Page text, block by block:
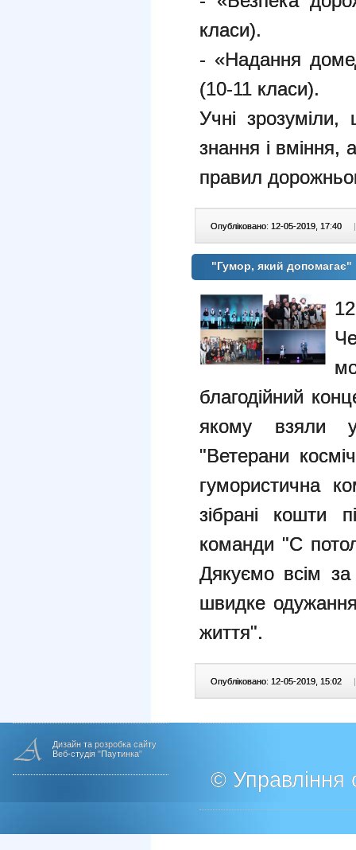
класи).
- «Надання
(10-11 класи).
Учні зрозуміли,
знання і вміння,
правил
Опубліковано: 12-05-2019, 17:40 |
"Гумор, який допомагає"
благодійний
якому взяли
"Ветерани
гумористична
зібрані кошти
команди "С
Дякуємо всім за
швидке
життя".
Опубліковано: 12-05-2019, 15:02 |
Дизайн та розробка сайту
Веб-студія "Паутинка"
© Управління